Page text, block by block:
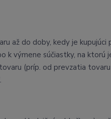
až do doby, kedy je kupujúci
výmene súčiastky, na ktorú
(príp. od prevzatia